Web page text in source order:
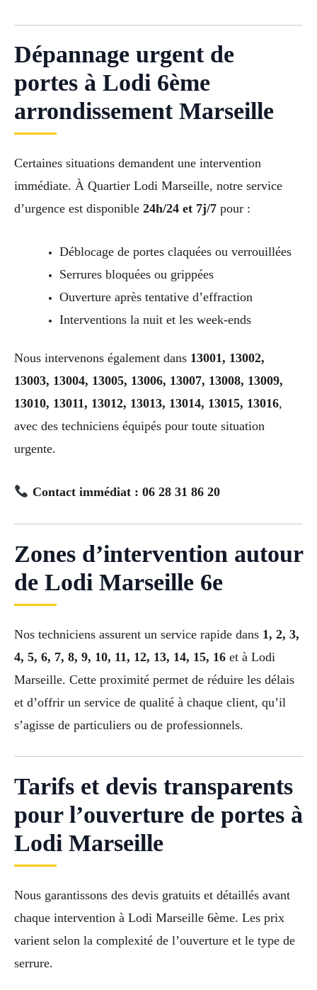
Dépannage urgent de
portes à Lodi 6ème
arrondissement Marseille
Certaines situations demandent une intervention
immédiate. À Quartier Lodi Marseille, notre service
d’urgence est disponible 24h/24 et 7j/7 pour :
Déblocage de portes claquées ou verrouillées
Serrures bloquées ou grippées
Ouverture après tentative d’effraction
Interventions la nuit et les week-ends
Nous intervenons également dans 13001, 13002,
13003, 13004, 13005, 13006, 13007, 13008, 13009,
13010, 13011, 13012, 13013, 13014, 13015, 13016,
avec des techniciens équipés pour toute situation
urgente.
Contact immédiat : 06 28 31 86 20
Zones d’intervention autour
de Lodi Marseille 6e
Nos techniciens assurent un service rapide dans 1, 2, 3,
4, 5, 6, 7, 8, 9, 10, 11, 12, 13, 14, 15, 16 et à Lodi
Marseille. Cette proximité permet de réduire les délais
et d’offrir un service de qualité à chaque client, qu’il
s’agisse de particuliers ou de professionnels.
Tarifs et devis transparents
pour l’ouverture de portes à
Lodi Marseille
Nous garantissons des devis gratuits et détaillés avant
chaque intervention à Lodi Marseille 6ème. Les prix
varient selon la complexité de l’ouverture et le type de
serrure.